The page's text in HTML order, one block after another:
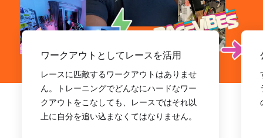
ワークアウトとしてレースを活用
レースに匹敵するワークアウトはありませ
ん。トレーニングでどんなにハードなワー
クアウトをこなしても、レースではそれ以
上に自分を追い込まなくてはなりません。